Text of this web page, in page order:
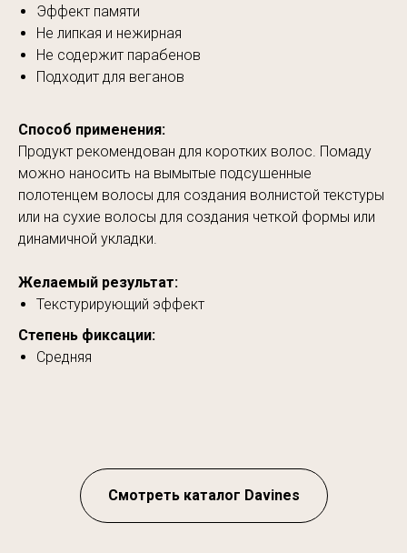
Эффект памяти
Не липкая и нежирная
Не содержит парабенов
Подходит для веганов
Способ применения:
Продукт рекомендован для коротких волос. Помаду
можно наносить на вымытые подсушенные
полотенцем волосы для создания волнистой текстуры
или на сухие волосы для создания четкой формы или
динамичной укладки.
Желаемый результат:
Текстурирующий эффект
Степень фиксации:
Средняя
Смотреть каталог Davines